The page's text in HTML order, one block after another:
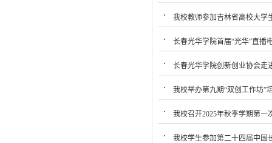
我校教师参加吉林省高校大学
长春光华学院首届“光华”直播
长春光华学院创新创业协会走
我校举办第九期“双创工作坊”
我校召开2025年秋季学期第一
我校学生参加第二十四届中国